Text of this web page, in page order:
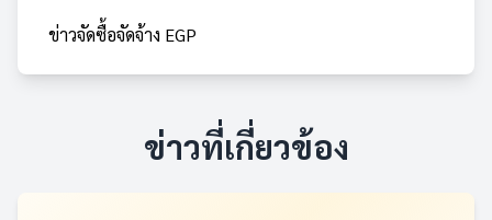
ข่าวจัดซื้อจัดจ้าง EGP
ข่าวที่เกี่ยวข้อง